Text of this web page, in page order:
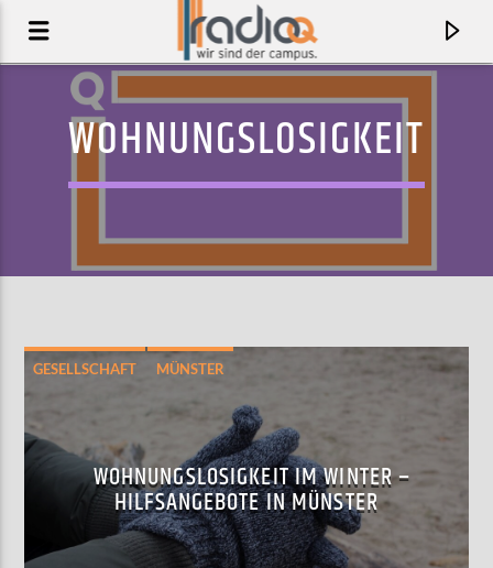
AKTUELLER TRACK
ANOTHER ONE DOWN
CASSIA
WOHNUNGSLOSIGKEIT
GESELLSCHAFT MÜNSTER
WOHNUNGSLOSIGKEIT IM WINTER –
HILFSANGEBOTE IN MÜNSTER